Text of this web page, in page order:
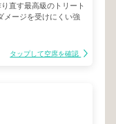
直す最高級のトリート
メージを受けにくい強
タップして空席を確認